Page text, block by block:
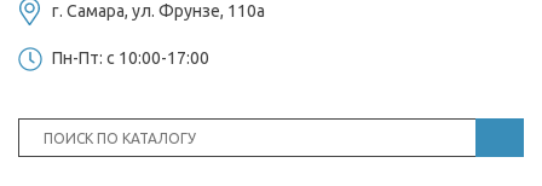
г. Самара, ул. ​Фрунзе, 110а
Пн-Пт: с 10:00-17:00